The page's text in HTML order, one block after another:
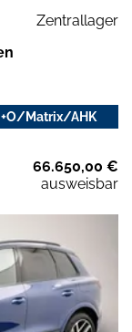
Zentrallager
Matrix/AHK
66.650,00 €
ausweisbar